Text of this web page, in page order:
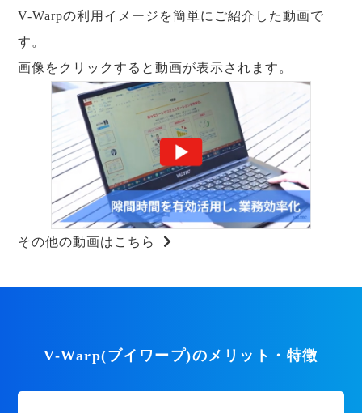
V-Warpの利用イメージを簡単にご紹介した動画で
す。
画像をクリックすると動画が表示されます。
その他の動画はこちら
V-Warp(ブイワープ)のメリット・特徴